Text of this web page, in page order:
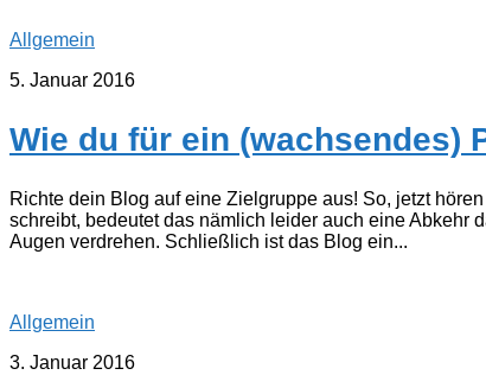
Allgemein
5. Januar 2016
Wie du für ein (wachsendes)
Richte dein Blog auf eine Zielgruppe aus! So, jetzt
schreibt, bedeutet das nämlich leider auch eine Abkehr
Augen verdrehen. Schließlich ist das Blog ein...
Allgemein
3. Januar 2016